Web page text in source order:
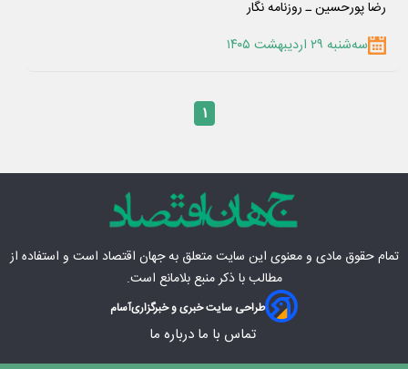
رضا پورحسین ـ روزنامه نگار
سه‌شنبه ۲۹ اردیبهشت ۱۴۰۵
۱
تمام حقوق مادی‌ و معنوی این سایت متعلق بهجهان اقتصاد است و استفاده از
مطالب با ذکر منبع بلامانع است.
طراحی سایت خبری و خبرگزاریآسام
تماس با ما درباره ما